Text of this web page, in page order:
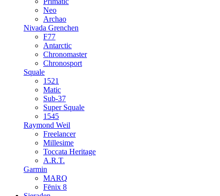
Neo
Archao
Nivada Grenchen
F77
Antarctic
Chronomaster
Chronosport
Squale
1521
Matic
Sub-37
Super Squale
1545
Raymond Weil
Freelancer
Millesime
Toccata Heritage
A.R.T.
Garmin
MARQ
Fēnix 8